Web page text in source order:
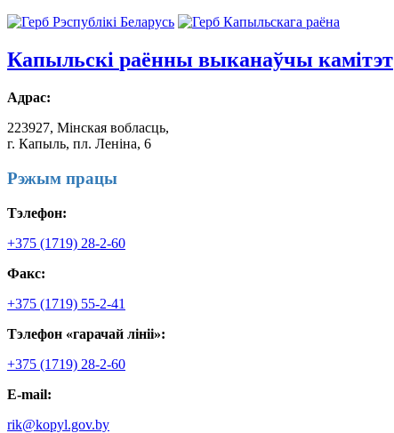
Капыльскі раённы выканаўчы камітэт
Адрас:
223927, Мінская вобласць,
г. Капыль, пл. Леніна, 6
Рэжым працы
Тэлефон:
+375 (1719) 28-2-60
Факс:
+375 (1719) 55-2-41
Тэлефон «гарачай лініі»:
+375 (1719) 28-2-60
E-mail:
rik@kopyl.gov.by